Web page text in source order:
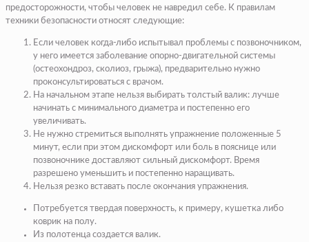
предосторожности, чтобы человек не навредил себе. К правилам
техники безопасности относят следующие:
Если человек когда-либо испытывал проблемы с позвоночником,
у него имеется заболевание опорно-двигательной системы
(остеохондроз, сколиоз, грыжа), предварительно нужно
проконсультироваться с врачом.
На начальном этапе нельзя выбирать толстый валик: лучше
начинать с минимального диаметра и постепенно его
увеличивать.
Не нужно стремиться выполнять упражнение положенные 5
минут, если при этом дискомфорт или боль в пояснице или
позвоночнике доставляют сильный дискомфорт. Время
разрешено уменьшить и постепенно наращивать.
Нельзя резко вставать после окончания упражнения.
Потребуется твердая поверхность, к примеру, кушетка либо
коврик на полу.
Из полотенца создается валик.